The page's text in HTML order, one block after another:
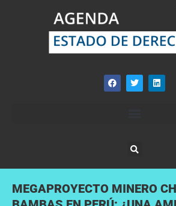
MEGAPROYECTO MINERO